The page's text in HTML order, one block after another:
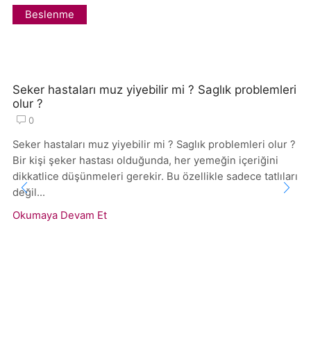
Beslenme
Seker hastaları muz yiyebilir mi ? Saglık problemleri
olur ?
0
Seker hastaları muz yiyebilir mi ? Saglık problemleri olur ?
Bir kişi şeker hastası olduğunda, her yemeğin içeriğini
dikkatlice düşünmeleri gerekir. Bu özellikle sadece tatlıları
değil...
Okumaya Devam Et